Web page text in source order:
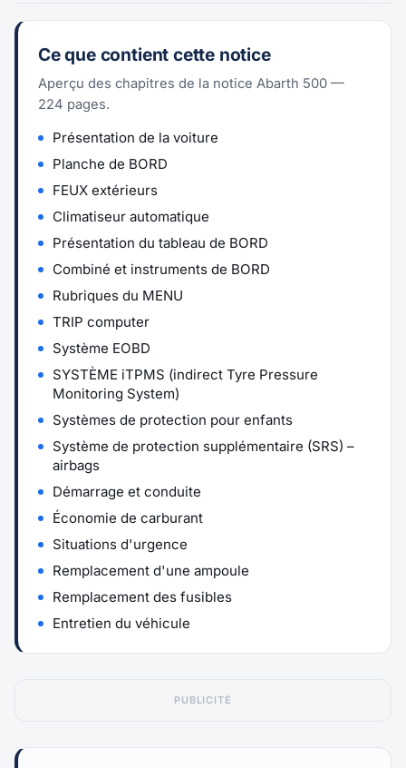
Ce que contient cette notice
Aperçu des chapitres de la notice Abarth 500 —
224 pages.
Présentation de la voiture
Planche de BORD
FEUX extérieurs
Climatiseur automatique
Présentation du tableau de BORD
Combiné et instruments de BORD
Rubriques du MENU
TRIP computer
Système EOBD
SYSTÈME iTPMS (indirect Tyre Pressure
Monitoring System)
Systèmes de protection pour enfants
Système de protection supplémentaire (SRS) –
airbags
Démarrage et conduite
Économie de carburant
Situations d'urgence
Remplacement d'une ampoule
Remplacement des fusibles
Entretien du véhicule
PUBLICITÉ